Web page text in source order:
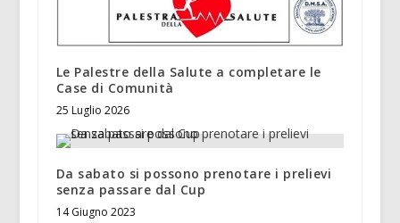
Le Palestre della Salute a completare le
Case di Comunità
25 Luglio 2026
Da sabato si possono prenotare i prelievi
senza passare dal Cup
14 Giugno 2023